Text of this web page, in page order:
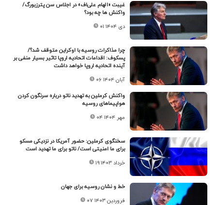
غیبت «الهام علی‌اف» در اجلاس سن پترزبورگ/
واکنش ها چه بود؟
۰۱ دی ۱۴۰۴
چرا مذاکرات روسیه با اوکراین متوقف شد؟/
پسکوف: اقدامات اتحادیه اروپا تاثیر بسیار منفی بر
آینده اتحادیه اروپا خواهد داشت
۰۶ آبان ۱۴۰۴
واکنش کرملین به تهدید ناتو درباره سرنگون کردن
هواپیماهای روسیه
۰۴ مهر ۱۴۰۴
سخنگوی کرملین: حضور آمریکا در نزدیکی مسکو
برای ما امنیتی است/ ناتو برای ما تهدید است
۱۹ خرداد ۱۴۰۳
خط و نشان روسیه برای جهان
۰۷ فروردین ۱۴۰۳